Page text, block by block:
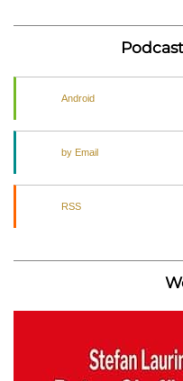
Android
by Email
RSS